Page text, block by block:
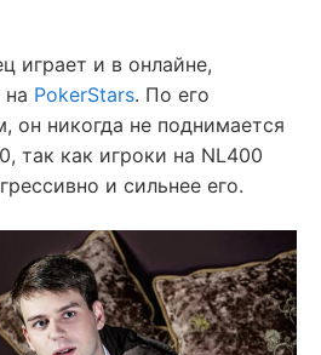
играет и в онлайне,
на PokerStars. По его
он никогда не поднимается
так как игроки на NL400
и сильнее его.